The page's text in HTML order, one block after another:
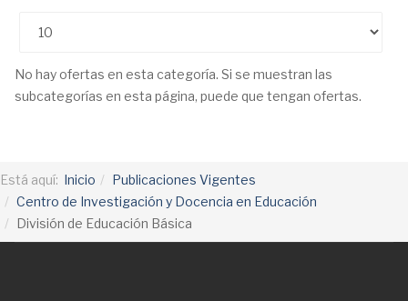
No hay ofertas en esta categoría. Si se muestran las
subcategorías en esta página, puede que tengan ofertas.
Está aquí: Inicio
Publicaciones Vigentes
Centro de Investigación y Docencia en Educación
División de Educación Básica